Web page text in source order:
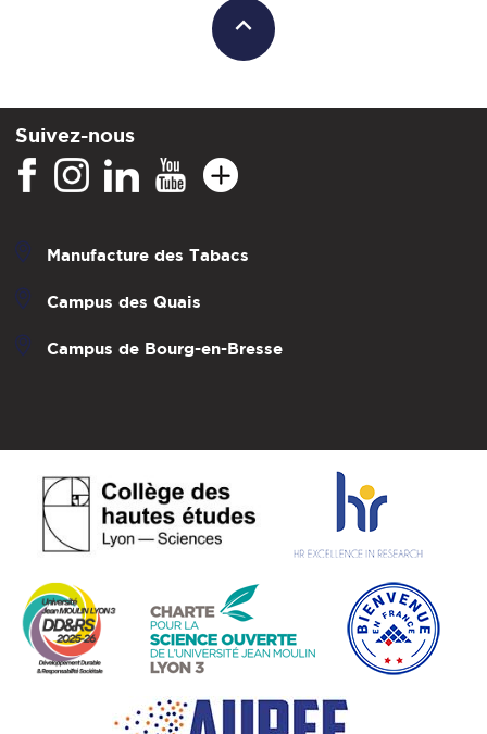
Suivez-nous
Manufacture des Tabacs
Campus des Quais
Campus de Bourg-en-Bresse